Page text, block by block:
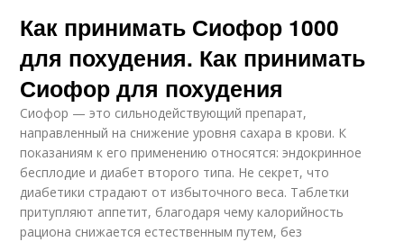
Как принимать Сиофор 1000
для похудения. Как принимать
Сиофор для похудения
Сиофор — это сильнодействующий препарат,
направленный на снижение уровня сахара в крови. К
показаниям к его применению относятся: эндокринное
бесплодие и диабет второго типа. Не секрет, что
диабетики страдают от избыточного веса. Таблетки
притупляют аппетит, благодаря чему калорийность
рациона снижается естественным путем, без